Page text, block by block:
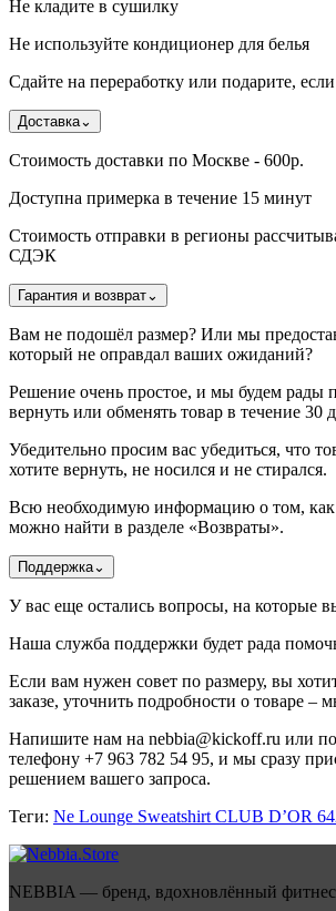
Не кладите в сушилку
Не используйте кондиционер для белья
Сдайте на переработку или подарите,
Доставка⌄
Стоимость доставки по Москве - 600р.
Доступна примерка в течение 15 минут
Стоимость отправки в регионы
СДЭК
Гарантия и возврат⌄
Вам не подошёл размер? Или мы
который не оправдал ваших ожиданий?
Решение очень простое, и мы будем рады
вернуть или обменять товар в течение 30
Убедительно просим вас убедиться, что
хотите вернуть, не носился и не стирался.
Всю необходимую информацию о том, как
можно найти в разделе «Возвраты».
Поддержка⌄
У вас еще остались вопросы, на которые
Наша служба поддержки будет рада
Если вам нужен совет по размеру, вы
заказе, уточнить подробности о товаре –
Напишите нам на nebbia@kickoff.ru или
телефону +7 963 782 54 95, и мы сразу
решением вашего запроса.
Теги: Ne Lounge Sweatshirt CLUB D’OR
NEBBIA — бренд, вдохновлённый